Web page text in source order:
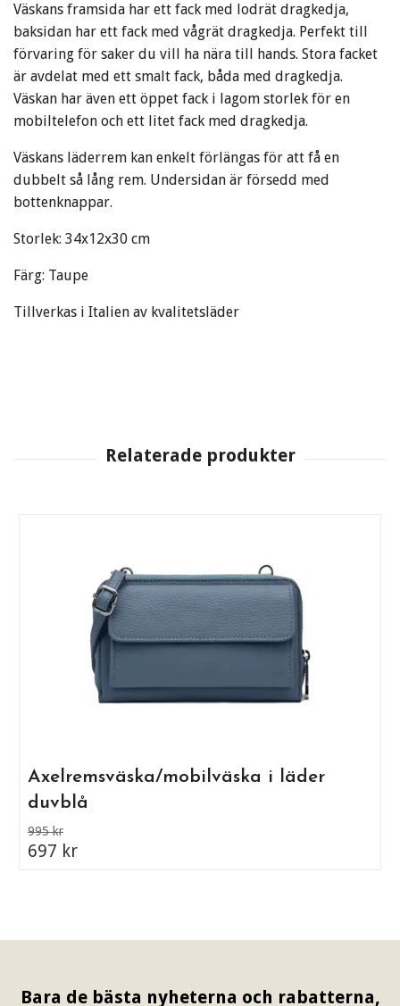
Väskans framsida har ett fack med lodrät dragkedja,
baksidan har ett fack med vågrät dragkedja. Perfekt till
förvaring för saker du vill ha nära till hands. Stora facket
är avdelat med ett smalt fack, båda med dragkedja.
Väskan har även ett öppet fack i lagom storlek för en
mobiltelefon och ett litet fack med dragkedja.
Väskans läderrem kan enkelt förlängas för att få en
dubbelt så lång rem. Undersidan är försedd med
bottenknappar.
Storlek: 34x12x30 cm
Färg: Taupe
Tillverkas i Italien av kvalitetsläder
Axelremsväska/mobilväska i läder
duvblå
995 kr
697 kr
Bara de bästa nyheterna och rabatterna,